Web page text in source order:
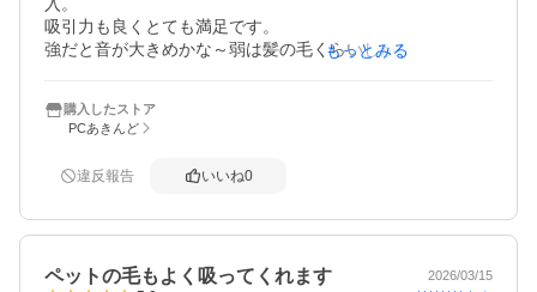
吸引力も良くとても満足です。
強だと音が大きめかな～弱は髪の毛くらいしか吸えませ
し、自動だと弱よりは強く細々したゴミはこれで充分なパ
ワーです。
カーペットが多いお部屋だと1回ではもたないかもしれませ
カーペットやマットは強になります。
ク式なのも嬉しいし良い買い物ができました。
もっとみる
購入したストア
PCあきんど
違反報告 いいね0
ペットの毛もよく吸ってくれます 2026/03/15